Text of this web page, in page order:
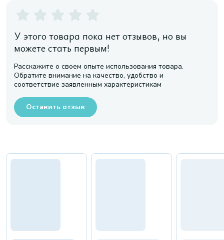
У этого товара пока нет отзывов, но вы
можете стать первым!
Расскажите о своем опыте использования товара.
Обратите внимание на качество, удобство и
соответствие заявленным характеристикам
Оставить отзыв